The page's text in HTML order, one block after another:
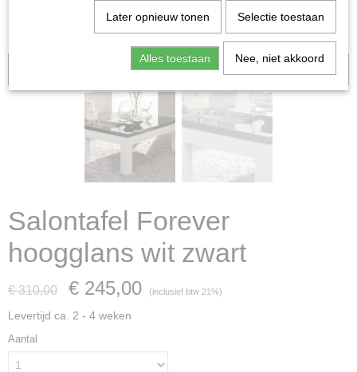
Aanbieding
Salontafel Forever
hoogglans wit zwart
€ 310,00 € 245,00 (inclusief btw 21%)
Levertijd ca. 2 - 4 weken
Aantal
Later opnieuw tonen Selectie toestaan
Alles toestaan Nee, niet akkoord